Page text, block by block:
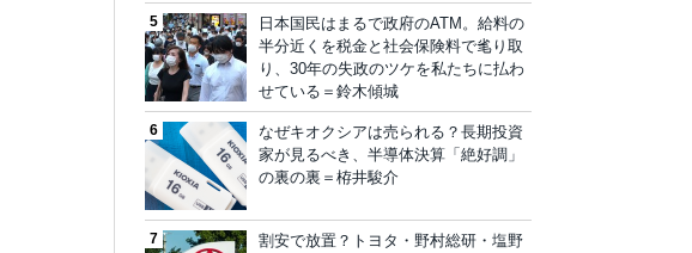
日本国民はまるで政府のATM。給料の
半分近くを税金と社会保険料で毟り取
り、30年の失政のツケを私たちに払わ
せている＝鈴木傾城
なぜキオクシアは売られる？長期投資
家が見るべき、半導体決算「絶好調」
の裏の裏＝栫井駿介
割安で放置？トヨタ・野村総研・塩野